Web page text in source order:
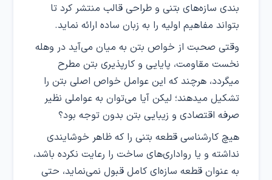
بندی سازه‌های بتنی و طراحی قالب منتشر کرد تا
بتواند مفاهیم اولیه را به زبان ساده ارائه نماید.
وقتی صحبت از خواص بتن به میان می‌آید در وهله
نخست مقاومت، پایایی و کارپذیری بتن مطرح
میگردد، هرچند که این عوامل خواص اصلی بتن را
تشکیل میدهند؛ لیکن آیا می‌توان به عواملی نظیر
صرفه اقتصادی و زیبایی بتن بدون توجه بود؟
هیچ کارشناسی قطعه بتنی را که ظاهر خوشایندی
نداشته و یا رواداری‌های ساخت را رعایت نکرده باشد،
به عنوان قطعه سازه‌ای کامل قبول نمی‌نماید، حتی